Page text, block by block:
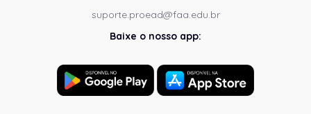
suporte.proead@faa.edu.br
Baixe o nosso app: